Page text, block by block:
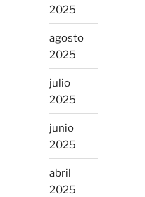
2025
agosto
2025
julio
2025
junio
2025
abril
2025